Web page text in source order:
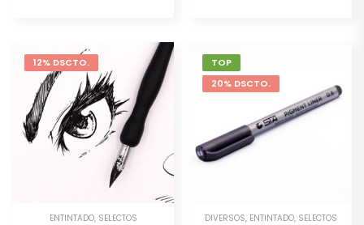
12% DSCTO.
ENTINTADO, SELECTOS
TOP
20% DSCTO.
DIVERSOS, ENTINTADO, SELECTOS